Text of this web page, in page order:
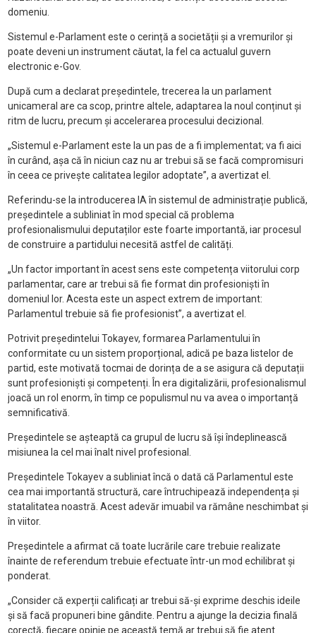
domeniu.
Sistemul e-Parlament este o cerință a societății și a vremurilor și
poate deveni un instrument căutat, la fel ca actualul guvern
electronic e-Gov.
După cum a declarat președintele, trecerea la un parlament
unicameral are ca scop, printre altele, adaptarea la noul conținut și
ritm de lucru, precum și accelerarea procesului decizional.
„Sistemul e-Parlament este la un pas de a fi implementat; va fi aici
în curând, așa că în niciun caz nu ar trebui să se facă compromisuri
în ceea ce privește calitatea legilor adoptate”, a avertizat el.
Referindu-se la introducerea IA în sistemul de administrație publică,
președintele a subliniat în mod special că problema
profesionalismului deputaților este foarte importantă, iar procesul
de construire a partidului necesită astfel de calități.
„Un factor important în acest sens este competența viitorului corp
parlamentar, care ar trebui să fie format din profesioniști în
domeniul lor. Acesta este un aspect extrem de important:
Parlamentul trebuie să fie profesionist”, a avertizat el.
Potrivit președintelui Tokayev, formarea Parlamentului în
conformitate cu un sistem proporțional, adică pe baza listelor de
partid, este motivată tocmai de dorința de a se asigura că deputații
sunt profesioniști și competenți. În era digitalizării, profesionalismul
joacă un rol enorm, în timp ce populismul nu va avea o importanță
semnificativă.
Președintele se așteaptă ca grupul de lucru să își îndeplinească
misiunea la cel mai înalt nivel profesional.
Președintele Tokayev a subliniat încă o dată că Parlamentul este
cea mai importantă structură, care întruchipează independența și
statalitatea noastră. Acest adevăr imuabil va rămâne neschimbat și
în viitor.
Președintele a afirmat că toate lucrările care trebuie realizate
înainte de referendum trebuie efectuate într-un mod echilibrat și
ponderat.
„Consider că experții calificați ar trebui să-și exprime deschis ideile
și să facă propuneri bine gândite. Pentru a ajunge la decizia finală
corectă, fiecare opinie pe această temă ar trebui să fie atent